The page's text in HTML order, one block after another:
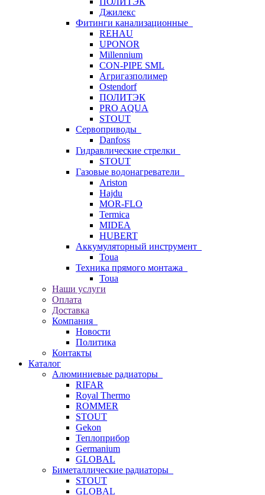
Джилекс
Фитинги канализационные
REHAU
UPONOR
Millennium
CON-PIPE SML
Агригазполимер
Ostendorf
ПОЛИТЭК
PRO AQUA
STOUT
Сервоприводы
Danfoss
Гидравлические стрелки
STOUT
Газовые водонагреватели
Ariston
Hajdu
MOR-FLO
Termica
MIDEA
HUBERT
Аккумуляторный инструмент
Toua
Техника прямого монтажа
Toua
Наши услуги
Оплата
Доставка
Компания
Новости
Политика
Контакты
Каталог
Алюминиевые радиаторы
RIFAR
Royal Thermo
ROMMER
STOUT
Gekon
Теплоприбор
Germanium
GLOBAL
Биметаллические радиаторы
STOUT
GLOBAL